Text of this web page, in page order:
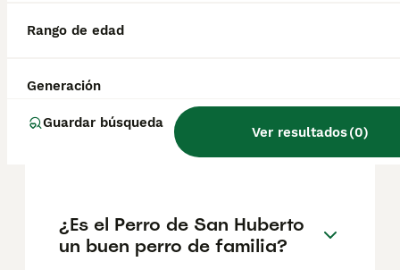
Rango de edad
Generación
Guardar búsqueda
Ver resultados(0)
¿Qué raza es el perro de San
¿Es el Perro de San Huberto
un buen perro de familia?